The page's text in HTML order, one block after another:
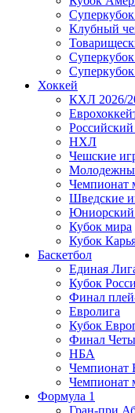
Клубный
Хоккей
КХЛ 2026/
Российский
НХЛ
Чешские
Чемпионат
Шведские
Юниорский
Кубок мира
Кубок
Баскетбол
Единая
Кубок
Финал
Евролига
Кубок
Финал
НБА
Чемпионат
Чемпионат
Формула 1
Гран-при